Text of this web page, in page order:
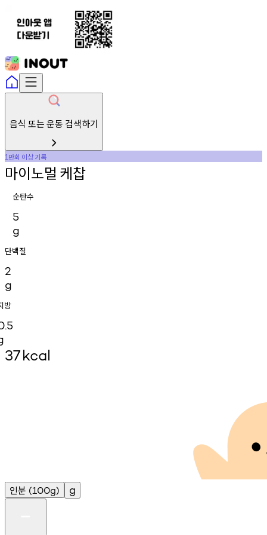
음식 또는 운동 검색하기
1만회 이상기록
마이노멀 케찹
순탄수
5
g
단백질
2
g
방
37kcal
인분 (100g) g